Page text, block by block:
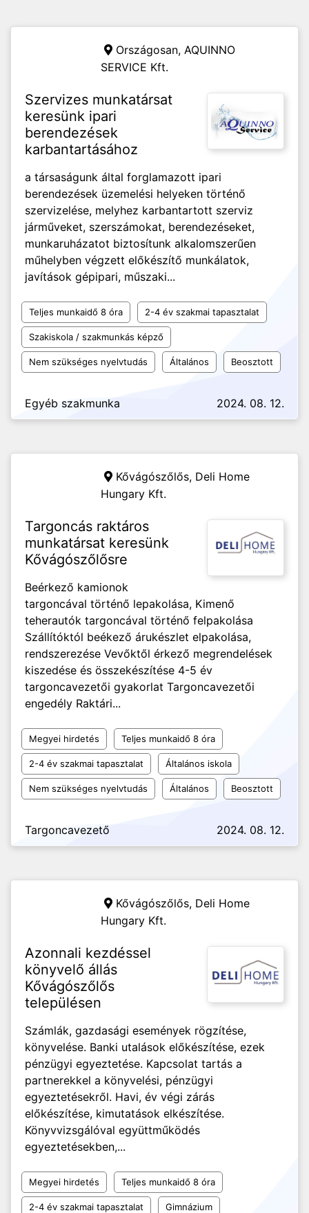
Országosan, AQUINNO
SERVICE Kft.
Szervizes munkatársat
keresünk ipari
berendezések
karbantartásához
a társaságunk által forglamazott ipari
berendezések üzemelési helyeken történő
szervizelése, melyhez karbantartott szerviz
járműveket, szerszámokat, berendezéseket,
munkaruházatot biztosítunk alkalomszerűen
műhelyben végzett előkészítő munkálatok,
javítások gépipari, műszaki...
Teljes munkaidő 8 óra 2-4 év szakmai tapasztalat
Szakiskola / szakmunkás képző
Nem szükséges nyelvtudás Általános Beosztott
Egyéb szakmunka 2024. 08. 12.
Kővágószőlős, Deli Home
Hungary Kft.
Targoncás raktáros
munkatársat keresünk
Kővágószőlősre
Beérkező kamionok
targoncával történő lepakolása, Kimenő
teherautók targoncával történő felpakolása
Szállítóktól beékező árukészlet elpakolása,
rendszerezése Vevőktől érkező megrendelések
kiszedése és összekészítése 4-5 év
targoncavezetői gyakorlat Targoncavezetői
engedély Raktári...
Megyei hirdetés Teljes munkaidő 8 óra
2-4 év szakmai tapasztalat Általános iskola
Nem szükséges nyelvtudás Általános Beosztott
Targoncavezető 2024. 08. 12.
Kővágószőlős, Deli Home
Hungary Kft.
Azonnali kezdéssel
könyvelő állás
Kővágószőlős
településen
Számlák, gazdasági események rögzítése,
könyvelése. Banki utalások előkészítése, ezek
pénzügyi egyeztetése. Kapcsolat tartás a
partnerekkel a könyvelési, pénzügyi
egyeztetésekről. Havi, év végi zárás
előkészítése, kimutatások elkészítése.
Könyvvizsgálóval együttműködés
egyeztetésekben,...
Megyei hirdetés Teljes munkaidő 8 óra
2-4 év szakmai tapasztalat Gimnázium